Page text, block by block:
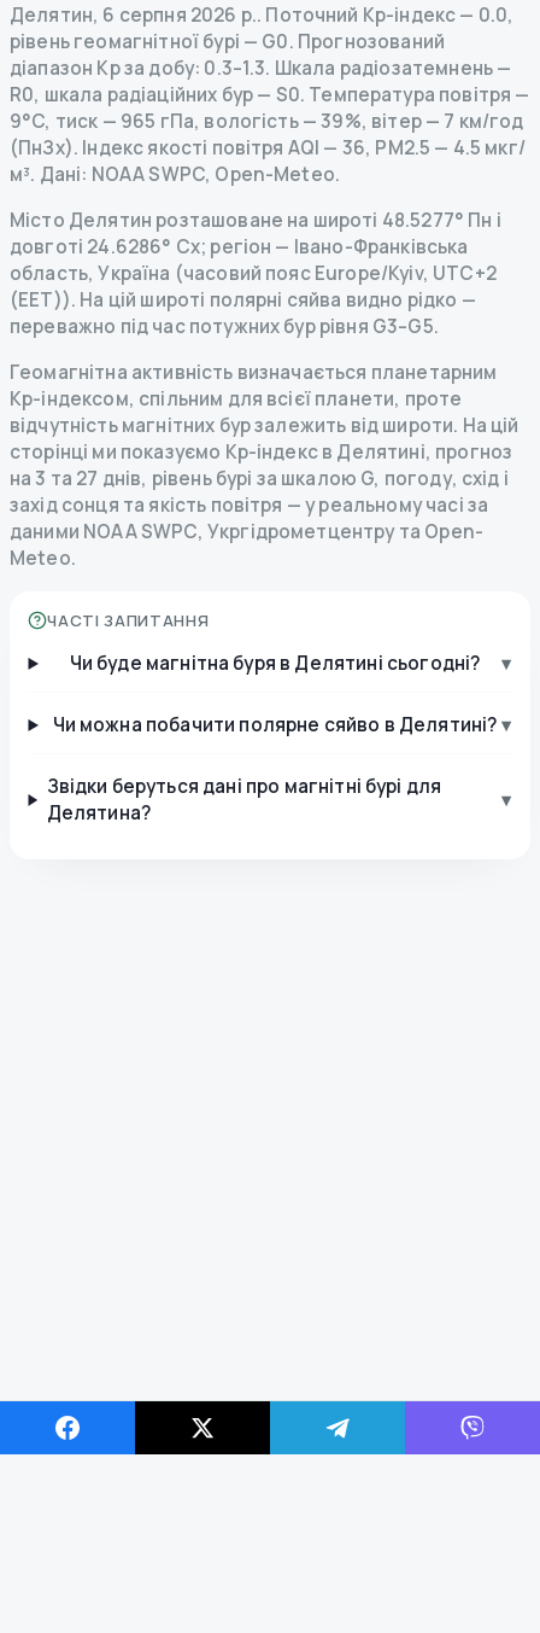
Делятин, 6 серпня 2026 р.. Поточний Kp-індекс— 0.0,
рівень геомагнітної бурі — G0. Прогнозований
діапазон Kp за добу: 0.3–1.3. Шкала радіозатемнень—
R0, шкала радіаційних бур— S0. Температура повітря —
9°C, тиск — 965 гПа, вологість — 39%, вітер — 7 км/год
(ПнЗх). Індекс якості повітря AQI — 36, PM2.5 — 4.5 мкг/
м³. Дані: NOAA SWPC, Open-Meteo.
Місто Делятин розташоване на широті 48.5277° Пн і
довготі 24.6286° Сх; регіон — Івано-Франківська
область, Україна (часовий пояс Europe/Kyiv, UTC+2
(EET)). На цій широті полярні сяйва видно рідко —
переважно під час потужних бур рівня G3–G5.
Геомагнітна активність визначається планетарним
Kp-індексом, спільним для всієї планети, проте
відчутність магнітних бур залежить від широти. На цій
сторінці ми показуємо Kp-індекс в Делятині, прогноз
на 3 та 27 днів, рівень бурі за шкалою G, погоду, схід і
захід сонця та якість повітря — у реальному часі за
даними NOAA SWPC, Укргідрометцентру та Open-
Meteo.
ЧАСТІ ЗАПИТАННЯ
Чи буде магнітна буря в Делятині сьогодні? ▾
Чи можна побачити полярне сяйво в Делятині? ▾
Звідки беруться дані про магнітні бурі для
Делятина?
▾